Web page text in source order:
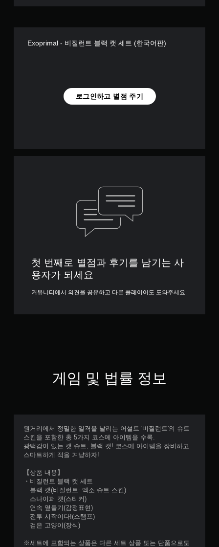
Exoprimal - 비질런트 블랙 캣 세트 (한국어판)
로그인하고 별점 주기
첫 번째로 별점과 후기를 남기는 사
용자가 되세요
커뮤니티에서 의견을 공유하고 다른 플레이어도 도와주세요.
게임 및 법률 정보
원거리에서 정밀한 일격을 날리는 어설트 '비질런트'의 슈트
스킨을 포함한 총 5가지 코스메 아이템을 수록.
광택감이 있는 캣 슈트, 블랙 캣! 코스메 아이템을 장비하고
스마트하게 적을 겨냥하자!
【상품 내용】
・비질런트 블랙 캣 세트
블랙 캣(비질런트: 엑소 슈트 스킨)
스나이퍼 캣(스티커)
연속 옆돌기(감정표현)
전투 시작이다!(스탬프)
검은 고양이(장식)
※세트에 포함되는 상품은 다른 세트 상품 또는 단품으로도